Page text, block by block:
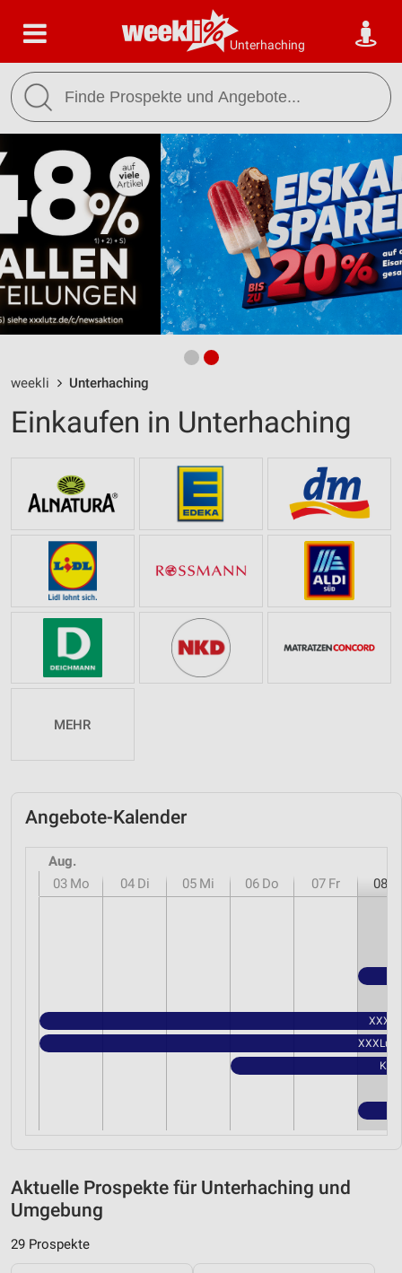
Unterhaching
weekli Unterhaching
Einkaufen in Unterhaching
MEHR
Angebote-Kalender
Aug.
03 Mo 04 Di 05 Mi 06 Do 07 Fr 08
XXXLutz
Aktuelle Prospekte für Unterhaching und
Umgebung
29 Prospekte